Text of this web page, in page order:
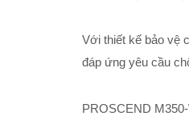
Với thiết kế bảo vệ
đáp ứng yêu cầu
PROSCEND